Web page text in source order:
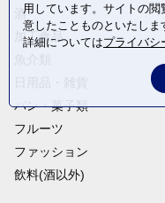
酒
加工食品
パン・菓子類
フルーツ
ファッション
飲料(酒以外)
用しています。サイトの
意したことものといたしま
詳細についてはプライバシ